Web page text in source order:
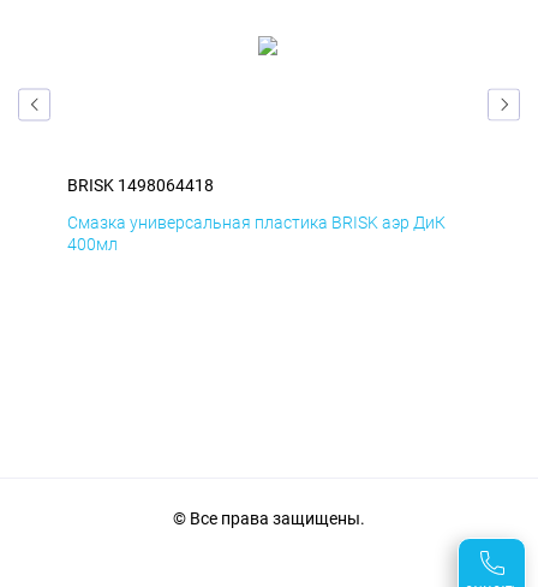
BRISK 1498064418
Смазка универсальная пластика BRISK аэр ДиК
400мл
© Все права защищены.